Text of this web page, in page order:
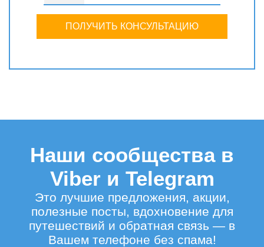
ПОЛУЧИТЬ КОНСУЛЬТАЦИЮ
Наши сообщества в
Viber и Telegram
Это лучшие предложения, акции,
полезные посты, вдохновение для
путешествий и обратная связь — в
Вашем телефоне без спама!